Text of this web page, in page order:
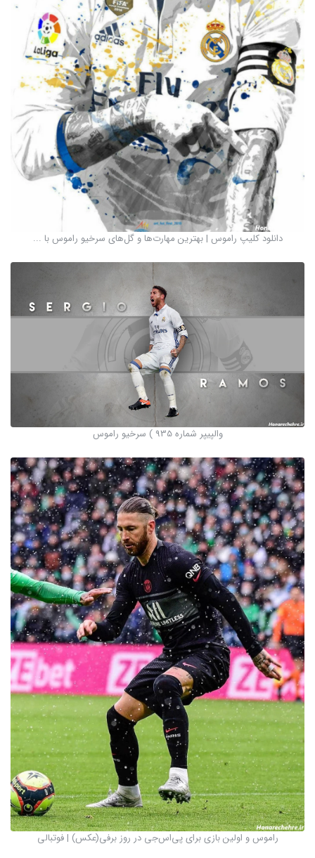
دانلود کلیپ راموس | بهترین مهارت‌ها و گل‌های سرخیو راموس با ...
والپیپر شماره 935 ) سرخیو راموس
راموس و اولین بازی برای پی‌اس‌جی در روز برفی(عکس) | فوتبالی